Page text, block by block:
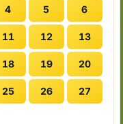
4 5 6
11 12 13
18 19 20
25 26 27